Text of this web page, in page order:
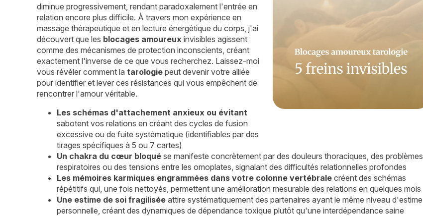
diminue progressivement, rendant paradoxalement l'entrée en
relation encore plus difficile. À travers mon expérience en
massage thérapeutique et en lecture énergétique du corps, j'ai
découvert que les blocages amoureux invisibles agissent
comme des mécanismes de protection inconscients, créant
exactement l'inverse de ce que vous recherchez. Laissez-moi
vous révéler comment latarologie peut devenir votre alliée
pour identifier et lever ces résistances qui vous empêchent de
rencontrer l'amour véritable.
Les schémas d'attachement anxieux ou évitant
sabotent vos relations en créant des cycles de fusion
excessive ou de fuite systématique (identifiables par des
tirages spécifiques à 5 ou 7 cartes)
Un chakra du cœur bloqué se manifeste concrètement par des douleurs thoraciques, des problèmes
respiratoires ou des tensions entre les omoplates, signalant des difficultés relationnelles profondes
Les mémoires karmiques engrammées dans votre colonne vertébrale créent des schémas
répétitifs qui, une fois nettoyés, permettent une amélioration mesurable des relations en quelques mois
Une estime de soi fragilisée attire systématiquement des partenaires ayant le même niveau d'estime
personnelle, créant des dynamiques de dépendance toxique plutôt qu'une interdépendance saine